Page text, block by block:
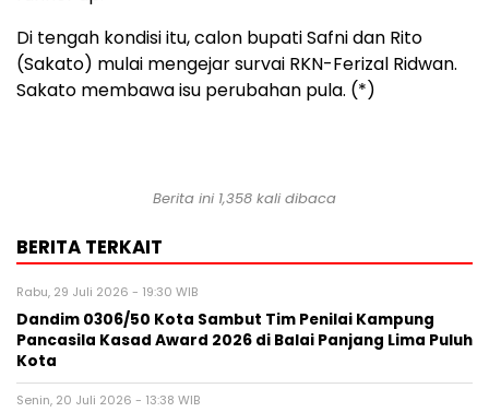
Di tengah kondisi itu, calon bupati Safni dan Rito
(Sakato) mulai mengejar survai RKN-Ferizal Ridwan.
Sakato membawa isu perubahan pula. (*)
Berita ini 1,358 kali dibaca
BERITA TERKAIT
Rabu, 29 Juli 2026 - 19:30 WIB
Dandim 0306/50 Kota Sambut Tim Penilai Kampung
Pancasila Kasad Award 2026 di Balai Panjang Lima Puluh
Kota
Senin, 20 Juli 2026 - 13:38 WIB